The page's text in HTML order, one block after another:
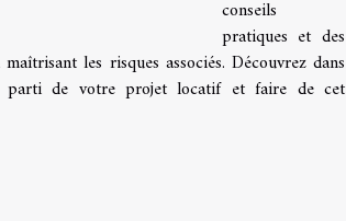
conseils
pratiques et des
les risques associés. Découvrez dans
parti de votre projet locatif et faire de cet